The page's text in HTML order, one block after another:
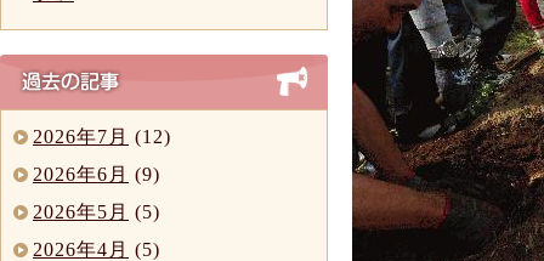
2026年7月 (12)
2026年6月 (9)
2026年5月 (5)
2026年4月 (5)